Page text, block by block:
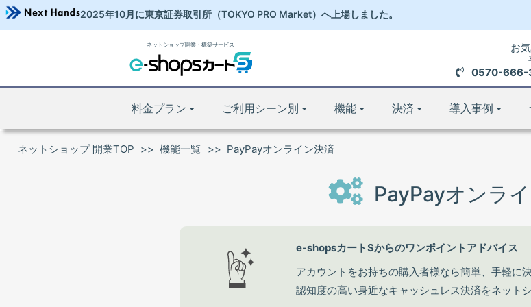
2025年10月に東京証券取引所 （TOKYO PRO Market）へ 上場しました。
ネットショップ開業・構築サービス
お
0570-666-
料金プラン ご利用シーン別 機能 決済 導入事例
ネットショップ 開業TOP 機能一覧 PayPayオンライン決済
PayPayオンラ
e-shopsカートSからのワンポイントアドバイス
アカウントをお持ちの購入者様なら簡単、手軽に
認知度の高い身近なキャッシュレス決済をネット